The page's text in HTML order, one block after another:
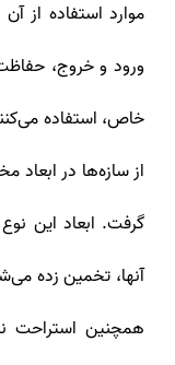
موارد استفاده از
ورود و خروج،
خاص، استفاده
از سازه‌ها در ابعاد
گرفت. ابعاد این
آنها، تخمین زده
همچنین استراحت